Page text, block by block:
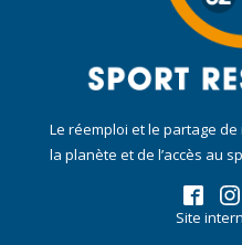
Le réemploi et le partage
la planète et de l’accès au
Site